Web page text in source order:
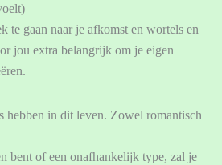
te gaan naar je afkomst en wortels en
jou extra belangrijk om je eigen
hebben in dit leven. Zowel romantisch
bent of een onafhankelijk type, zal je